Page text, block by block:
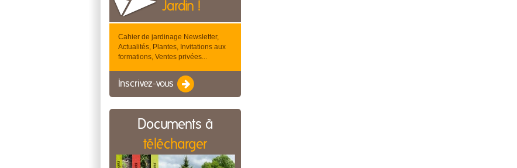
Jardin !
Cahier de jardinage Newsletter,
Actualités, Plantes, Invitations aux
formations, Ventes privées...
Inscrivez-vous
Documents à
télécharger